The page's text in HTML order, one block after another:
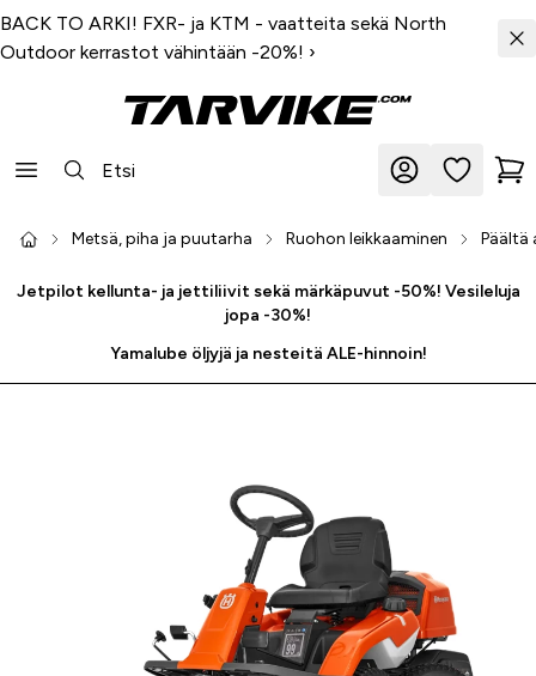
BACK TO ARKI! FXR- ja KTM - vaatteita sekä North
Outdoor kerrastot vähintään -20%! ›
Metsä, piha ja puutarha Ruohon leikkaaminen Päältä
Jetpilot kellunta- ja jettiliivit sekä märkäpuvut -50%! Vesileluja
jopa -30%!
Yamalube öljyjä ja nesteitä ALE-hinnoin!